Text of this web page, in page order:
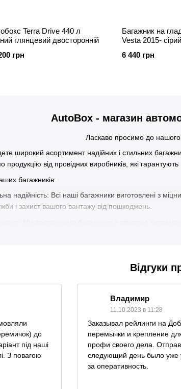
Terra Drive 440 л
глянцевий двосторонній
грн
Багажник на
Vesta 2015- сірий
6 440 грн
AutoBox - магазин
Ласкаво просимо до нашого
широкий асортимент надійних і стильних
від провідних виробників, які
багажників:
надійність: Всі наші багажники виготовлені з
і захист вашого вантажу від пошкоджень.
дизайн: Багажники виглядають стильно і
час руху.
ціна-якість: У нашому магазині ви
без ушкодження якості.
що ваші речі завжди з вами під час поїздок.
Відгуки
до
під наші
З повагою
Владимир
11.10.2023 в 11:28
Заказывал рейлинги на
перемычки и крепление
профи своего дела.
следующий день было уже
за оперативность.